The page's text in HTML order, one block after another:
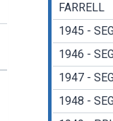
FARRELL
1945 -
1946 -
1947 -
1948 -